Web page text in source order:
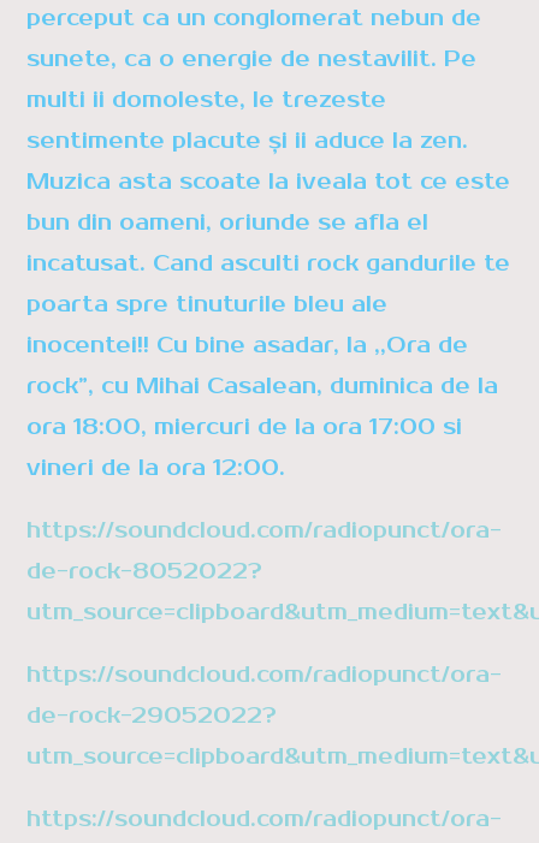
perceput ca un conglomerat nebun de
sunete, ca o energie de nestavilit. Pe
multi ii domoleste, le trezeste
sentimente placute și ii aduce la zen.
Muzica asta scoate la iveala tot ce este
bun din oameni, oriunde se afla el
incatusat. Cand asculti rock gandurile te
poarta spre tinuturile bleu ale
inocentei!! Cu bine asadar, la ,,Ora de
rock”, cu Mihai Casalean, duminica de la
ora 18:00, miercuri de la ora 17:00 si
vineri de la ora 12:00.
https://soundcloud.com/radiopunct/ora-
de-rock-8052022?
https://soundcloud.com/radiopunct/ora-
de-rock-29052022?
https://soundcloud.com/radiopunct/ora-